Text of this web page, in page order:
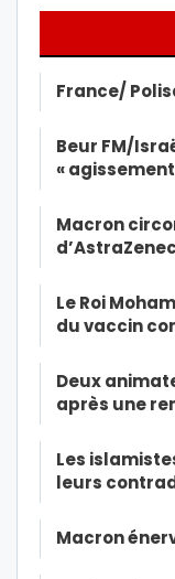
France/
Beur FM/
«
Macron
Le Roi
du vaccin
Deux
après une
Les
leurs
Macron